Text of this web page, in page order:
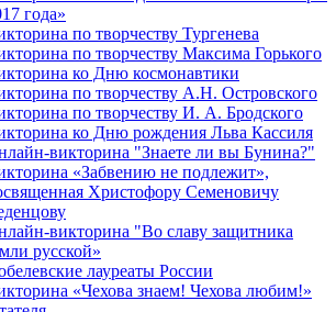
года»
по творчеству Тургенева
по творчеству Максима Горького
ко Дню космонавтики
по творчеству А.Н. Островского
по творчеству И. А. Бродского
ко Дню рождения Льва Кассиля
викторина "Знаете ли вы Бунина?"
«Забвению не подлежит»,
Христофору Семеновичу
викторина "Во славу защитника
русской»
лауреаты России
«Чехова знаем! Чехова любим!»